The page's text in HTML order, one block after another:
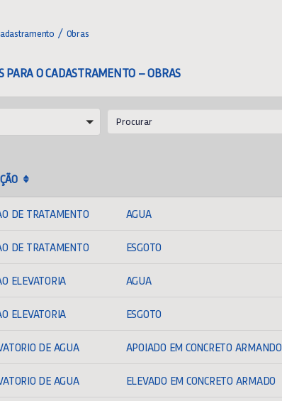
Obras
PARA O CADASTRAMENTO – OBRAS
Search
DE TRATAMENTO AGUA
DE TRATAMENTO ESGOTO
ELEVATORIA AGUA
ELEVATORIA ESGOTO
DE AGUA APOIADO EM CONCRETO ARMANDO
DE AGUA ELEVADO EM CONCRETO ARMADO